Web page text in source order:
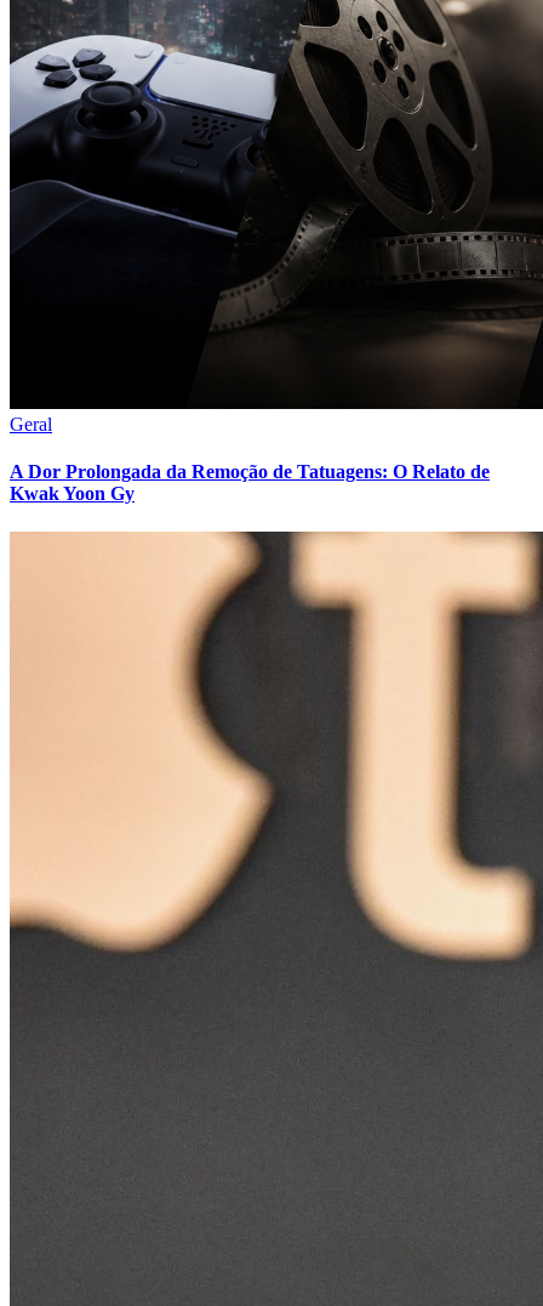
Geral
A Dor Prolongada da Remoção de Tatuagens: O Relato de
Kwak Yoon Gy